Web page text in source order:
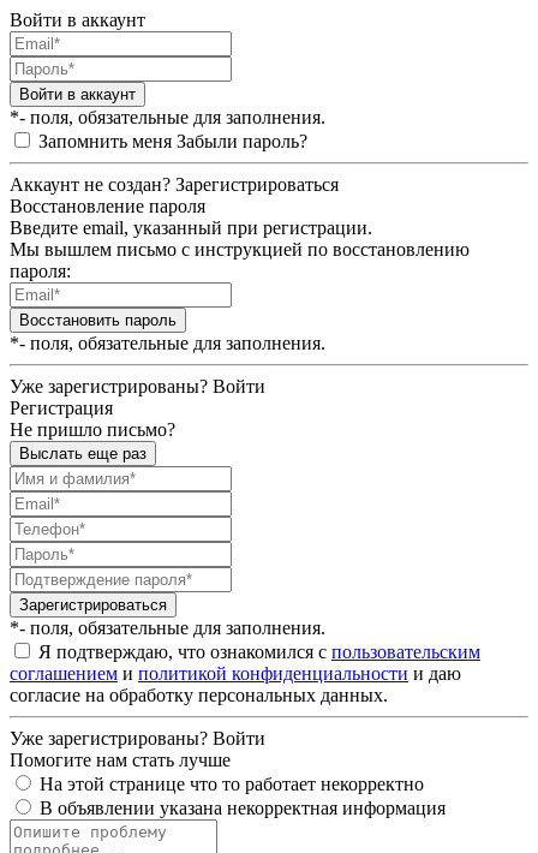
Войти в аккаунт
Войти в аккаунт
*- поля, обязательные для заполнения.
Запомнить меня Забыли пароль?
Аккаунт не создан? Зарегистрироваться
Восстановление пароля
Введите email, указанный при регистрации.
Мы вышлем письмо с инструкцией по восстановлению
пароля:
Восстановить пароль
*- поля, обязательные для заполнения.
Уже зарегистрированы? Войти
Регистрация
Не пришло письмо?
Выслать еще раз
Зарегистрироваться
*- поля, обязательные для заполнения.
Я подтверждаю, что ознакомился с пользовательским
соглашением и политикой конфиденциальности и даю
согласие на обработку персональных данных.
Уже зарегистрированы? Войти
Помогите нам стать лучше
На этой странице что то работает некорректно
В объявлении указана некорректная информация